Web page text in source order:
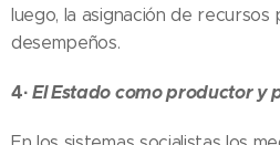
luego, la asignación de recursos
desempeños.
4·El Estado como productor y